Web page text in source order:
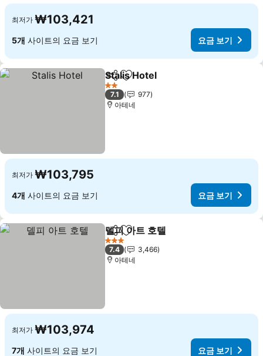
최저가 ₩103,421
5개 사이트의 요금 보기 요금 보기
공유 즐겨찾기에 추가
Stalis Hotel
2 성급
7.1
977
아테네
최저가 ₩103,795
4개 사이트의 요금 보기 요금 보기
공유 즐겨찾기에 추가
델피 아트 호텔
3 성급
7.4
3,466
아테네
최저가 ₩103,974
7개 사이트의 요금 보기 요금 보기